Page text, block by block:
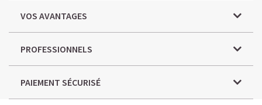
VOS AVANTAGES
PROFESSIONNELS
PAIEMENT SÉCURISÉ